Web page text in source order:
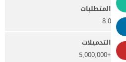
المتطلبات
8.0
التحميلات
+5,000,000